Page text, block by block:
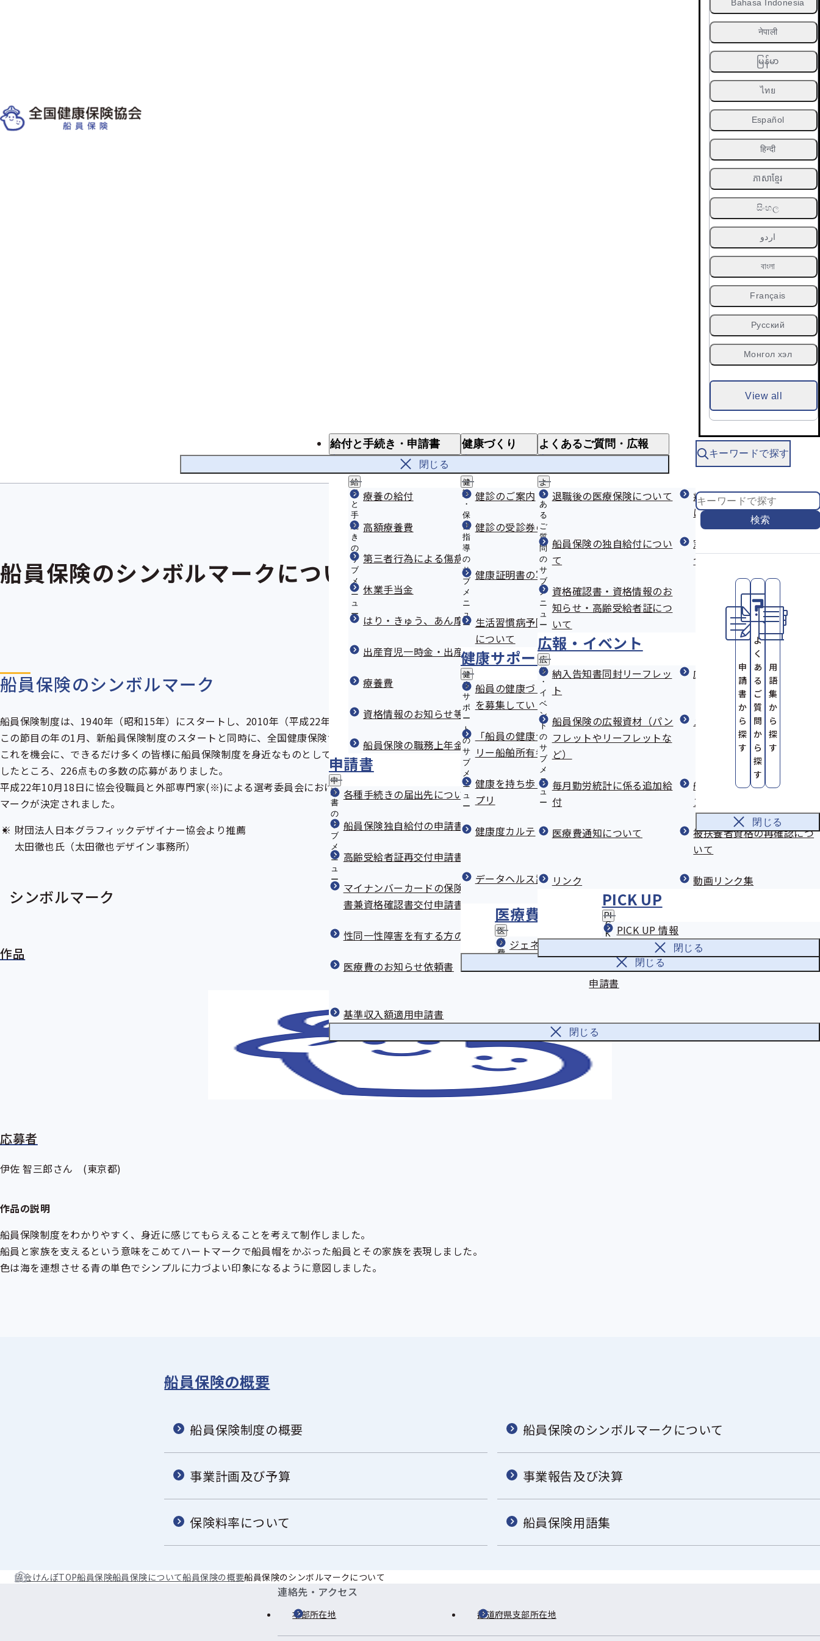
Bahasa Indonesia
नेपाली
မြန်မာ
ไทย
Español
हिन्दी
ភាសាខ្មែរ
සිංහල
اردو
বাংলা
Français
Русский
Монгол хэл
View all
給付と手続き・申請書
給付と手続き
給
付
と
手
続
き
の
サ
ブ
メ
ニ
ュ
ー
療養の給付 限度額適用認定証
高額療養費
第三者行為による傷病届 下船後3月の療養補償
休業手当金 整骨院・接骨院にかかるとき
はり・きゅう、あん摩・マッサージのかかり方
出産育児一時金・出産手当金 葬祭料・家族葬祭料
療養費 療養費（治療用装具）
資格情報のお知らせ等をなくしたとき その他の保険給付
船員保険の職務上年金
申請書
申
請
書
の
サ
ブ
メ
ニ
ュ
ー
各種手続きの届出先について 職務外疾病給付の申請書
船員保険独自給付の申請書 職務上年金の申請書
高齢受給者証再交付申請書
マイナンバーカードの保険証利用登録の解除申請
書兼資格確認書交付申請書
マイナンバー新規（変更）登録申出書
性同一性障害を有する方の性別・通称名の取扱い 旧姓併記の取扱い
医療費のお知らせ依頼書
資格確認書交付申請書・資格情報のお知らせ交付
申請書
基準収入額適用申請書
閉じる
健康づくり
健
診
・
保
健
指
導
の
サ
ブ
メ
ニ
ュ
ー
健診のご案内 特定保健指導のご案内
健診の受診券の送付について
特定保健指導の申し込みがインター
ネットでできるようになりました
健康証明書の写しをご提供ください
健診結果に応じたオーダーメイドの
情報提供
生活習慣病予防健診実施機関の募集
について
特定健康診査等実施計画
健康サポート
健
康
サ
ポ
ー
ト
の
サ
ブ
メ
ニ
ュ
ー
船員の健康づくり宣言のエントリー
を募集しています！
シンプルでかんたん！栄養レシピを
「船員の健康づくり宣言」エント
リー船舶所有者一覧
船員健康づくりサポーター大募集！
健康を持ち歩こう 船員保険健康ア
プリ
「オンライン禁煙プログラム」参加
者募集中！
健康度カルテ
ヘルスコンパス（船員のためのやさ
しい健康づくり）
データヘルス計画
船員保険事業（健康づくりの支援）
に関するアンケート
医療費の節約
医
療
費
節
ニ
ジェネリック医薬品について
閉じる
よくあるご質問・広報
よ
く
あ
る
ご
質
問
の
サ
ブ
メ
ニ
ュ
ー
退職後の医療保険について
疾病任意継続の加入手続き
について
船員保険の独自給付につい
て
窓口・申請書の提出などに
ついて
資格確認書・資格情報のお
知らせ・高齢受給者証につ
いて
広報・イベント
広
報
・
イ
ベ
ン
ト
の
サ
ブ
メ
ニ
ュ
ー
納入告知書同封リーフレッ
ト
広報
船員保険の広報資材（パン
フレットやリーフレットな
ど）
メールマガジン
毎月勤労統計に係る追加給
付
船員保険部におけるマイナ
ンバーの取扱いについて
医療費通知について
被扶養者資格の再確認につ
いて
リンク 動画リンク集
PICK UP
PI
C
K
サ
ブ
PICK UP 情報
閉じる
閉じる
キーワードで探す
検索
申
請
書
か
ら
探
す
よ
く
あ
る
ご
質
問
か
ら
探
す
用
語
集
か
ら
探
す
閉じる
船員保険のシンボルマークについて
船員保険のシンボルマーク
船員保険制度は、1940年（昭和15年）にスタートし、2010年（平成22年）で70周年を迎えました。
この節目の年の1月、新船員保険制度のスタートと同時に、全国健康保険協会は国から船員保険事業の運営を引き継ぎました。
これを機会に、できるだけ多くの皆様に船員保険制度を身近なものとしていただけるよう、平成22年6月10日～8月31日にわたり、新たな船員保険にふさわしいシンボルマークを募集
したところ、226点もの多数の応募がありました。
平成22年10月18日に協会役職員と外部専門家(※)による選考委員会における選考を経て、10月28日の第7回全国健康保険協会船員保険協議会において、応募の中から下記のシンボル
マークが決定されました。
財団法人日本グラフィックデザイナー協会より推薦
太田徹也氏（太田徹也デザイン事務所）
シンボルマーク
作品
応募者
伊佐 智三郎さん (東京都)
作品の説明
船員保険制度をわかりやすく、身近に感じてもらえることを考えて制作しました。
船員と家族を支えるという意味をこめてハートマークで船員帽をかぶった船員とその家族を表現しました。
色は海を連想させる青の単色でシンプルに力づよい印象になるように意図しました。
船員保険の概要
船員保険制度の概要 船員保険のシンボルマークについて
事業計画及び予算 事業報告及び決算
保険料率について 船員保険用語集
協会けんぽTOP船員保険船員保険について船員保険の概要船員保険のシンボルマークについて
連絡先・アクセス
本部所在地 都道府県支部所在地